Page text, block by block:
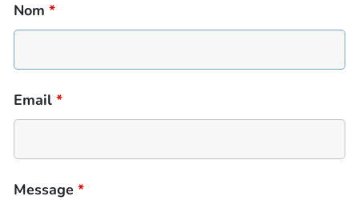
Nom *
Email *
Message *